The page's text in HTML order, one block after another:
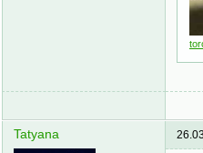
Tatyana